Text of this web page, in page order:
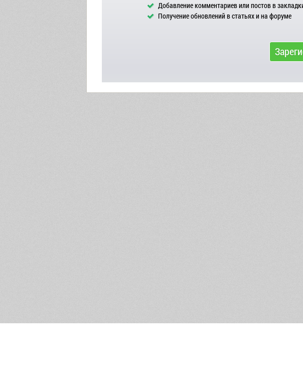
Добавление комментариев или постов в
Получение обновлений в статьях и на форуме